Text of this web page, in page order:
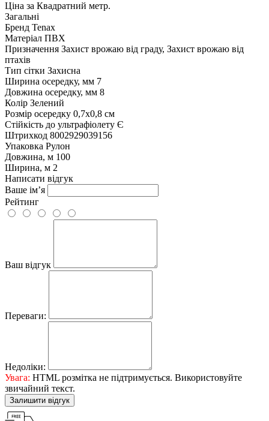
Ціна за Квадратний метр.
Загальні
Бренд Tenax
Матеріал ПВХ
Призначення Захист врожаю від граду, Захист врожаю від
птахів
Тип сітки Захисна
Ширина осередку, мм 7
Довжина осередку, мм 8
Колір Зелений
Розмір осередку 0,7x0,8 см
Стійкість до ультрафіолету Є
Штрихкод 8002929039156
Упаковка Рулон
Довжина, м 100
Ширина, м 2
Написати відгук
Ваше ім’я
Рейтинг
Ваш відгук
Переваги:
Недоліки:
Увага: HTML розмітка не підтримується. Використовуйте
звичайний текст.
Залишити відгук